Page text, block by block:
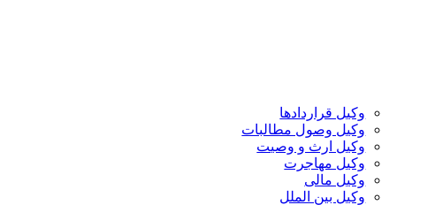
وکیل قراردادها
وکیل وصول مطالبات
وکیل ارث و وصیت
وکیل مهاجرت
وکیل مالی
وکیل بین الملل